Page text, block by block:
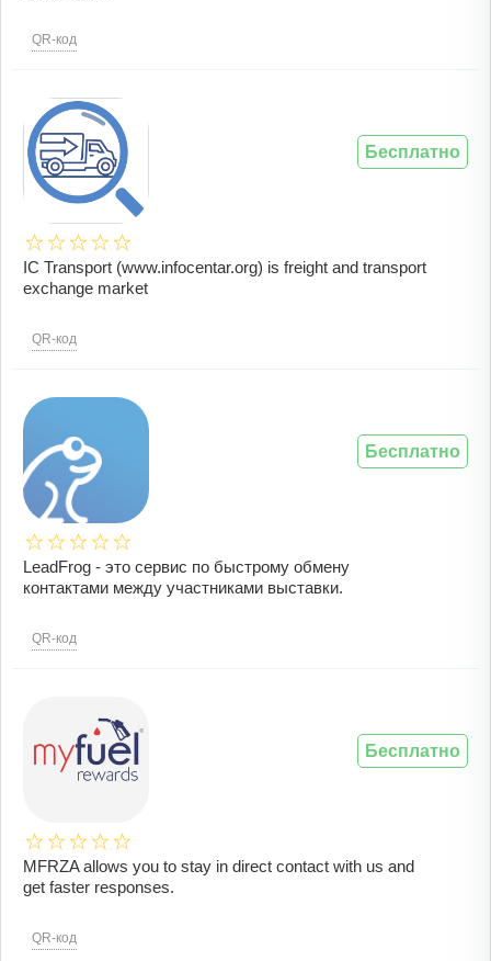
QR-код
IC Transport (www.infocentar.org) is freight and transport
exchange market
QR-код
Бесплатно
LeadFrog - это сервис по быстрому обмену
контактами между участниками выставки.
QR-код
Бесплатно
MFRZA allows you to stay in direct contact with us and
get faster responses.
QR-код
Бесплатно